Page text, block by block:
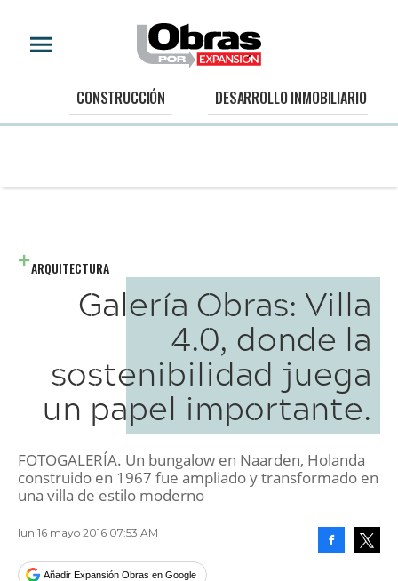
CONSTRUCCIÓN DESARROLLO INMOBILIARIO
ARQUITECTURA
Galería Obras: Villa
4.0, donde la
sostenibilidad juega
un papel importante.
FOTOGALERÍA. Un bungalow en Naarden, Holanda
construido en 1967 fue ampliado y transformado en
una villa de estilo moderno
lun 16 mayo 2016 07:53 AM
Añadir Expansión Obras en Google